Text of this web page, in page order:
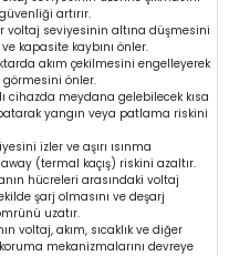
artırır.
voltaj seviyesinin altına düşmesini
kapasite kaybını önler.
akım çekilmesini engelleyerek
görmesini önler.
cihazda meydana gelebilecek kısa
yangın veya patlama riskini
izler ve aşırı ısınma
(termal kaçış) riskini azaltır.
hücreleri arasındaki voltaj
şarj olmasını ve deşarj
uzatır.
voltaj, akım, sıcaklık ve diğer
mekanizmalarını devreye